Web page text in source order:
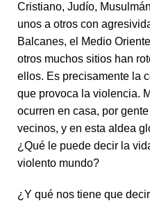
Cristiano, Judío,
unos a otros con
Balcanes, el Medio
otros muchos sitios han
ellos. Es precisamente la
que provoca la violencia.
ocurren en casa, por
vecinos, y en esta aldea
¿Qué le puede decir la
violento mundo?
¿Y qué nos tiene que